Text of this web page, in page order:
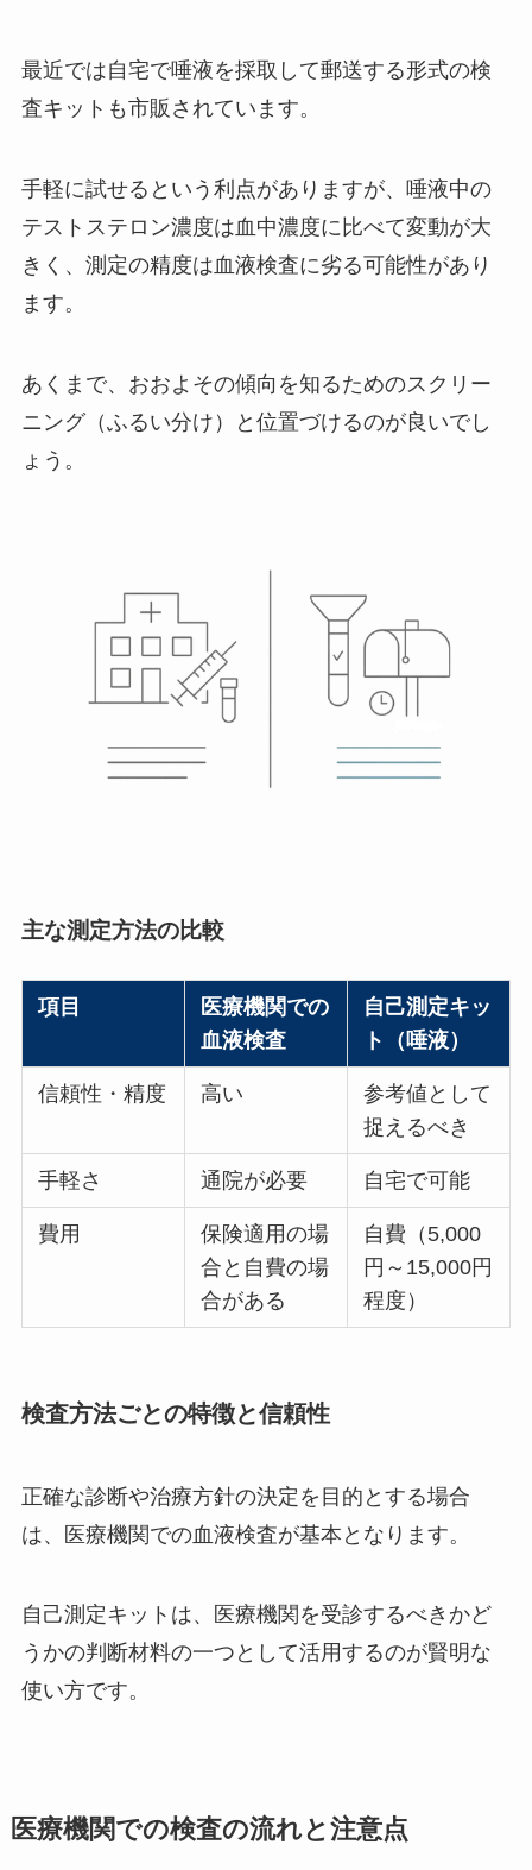
最近では自宅で唾液を採取して郵送する形式の検
査キットも市販されています。
手軽に試せるという利点がありますが、唾液中の
テストステロン濃度は血中濃度に比べて変動が大
きく、測定の精度は血液検査に劣る可能性があり
ます。
あくまで、おおよその傾向を知るためのスクリー
ニング（ふるい分け）と位置づけるのが良いでし
ょう。
主な測定方法の比較
項目
医療機関での
血液検査
自己測定キッ
ト（唾液）
信頼性・精度 高い
参考値として
捉えるべき
手軽さ 通院が必要 自宅で可能
費用
保険適用の場
合と自費の場
合がある
自費（5,000
円～15,000円
程度）
検査方法ごとの特徴と信頼性
正確な診断や治療方針の決定を目的とする場合
は、医療機関での血液検査が基本となります。
自己測定キットは、医療機関を受診するべきかど
うかの判断材料の一つとして活用するのが賢明な
使い方です。
医療機関での検査の流れと注意点